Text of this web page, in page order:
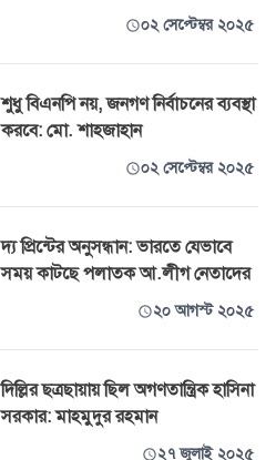
০২ সেপ্টেম্বর ২০২৫
শুধু বিএনপি নয়, জনগণ নির্বাচনের ব্যবস্থা
করবে: মো. শাহজাহান
০২ সেপ্টেম্বর ২০২৫
দ্য প্রিন্টের অনুসন্ধান: ভারতে যেভাবে
সময় কাটছে পলাতক আ.লীগ নেতাদের
২০ আগস্ট ২০২৫
দিল্লির ছত্রছায়ায় ছিল অগণতান্ত্রিক হাসিনা
সরকার: মাহমুদুর রহমান
২৭ জুলাই ২০২৫